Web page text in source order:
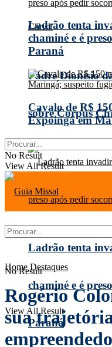
Padre Dionísio
sobre Corpus
Ladrão tenta
chaminé e é
Paraná
Ladrão tenta
chaminé e é
Paraná
Cavalo de R$
Expoingá em
No Result
View All Result
No Result
View All Result
Home Destaques
Rogério
sua